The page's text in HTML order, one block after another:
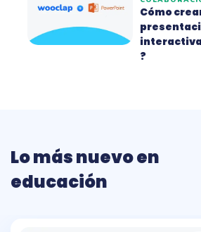
Cómo
?
Lo más nuevo en
educación